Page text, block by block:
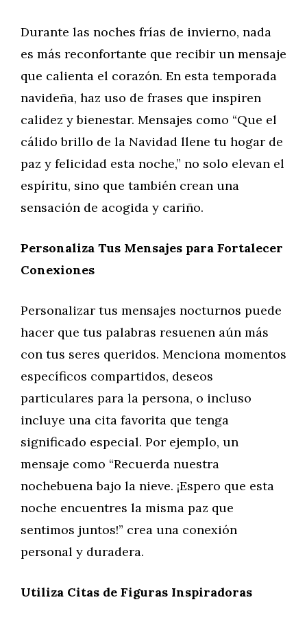
Durante las noches frías de invierno, nada
es más reconfortante que recibir un mensaje
que calienta el corazón. En esta temporada
navideña, haz uso de frases que inspiren
calidez y bienestar. Mensajes como “Que el
cálido brillo de la Navidad llene tu hogar de
paz y felicidad esta noche,” no solo elevan el
espíritu, sino que también crean una
sensación de acogida y cariño.
Personaliza Tus Mensajes para Fortalecer
Conexiones
Personalizar tus mensajes nocturnos puede
hacer que tus palabras resuenen aún más
con tus seres queridos. Menciona momentos
específicos compartidos, deseos
particulares para la persona, o incluso
incluye una cita favorita que tenga
significado especial. Por ejemplo, un
mensaje como “Recuerda nuestra
nochebuena bajo la nieve. ¡Espero que esta
noche encuentres la misma paz que
sentimos juntos!” crea una conexión
personal y duradera.
Utiliza Citas de Figuras Inspiradoras